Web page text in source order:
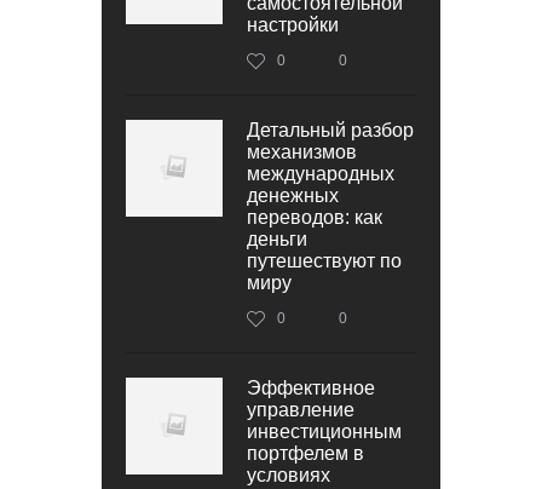
настройки
0 0
Детальный разбор
механизмов
международных
денежных
переводов: как
деньги
путешествуют по
миру
0 0
Эффективное
управление
инвестиционным
портфелем в
условиях